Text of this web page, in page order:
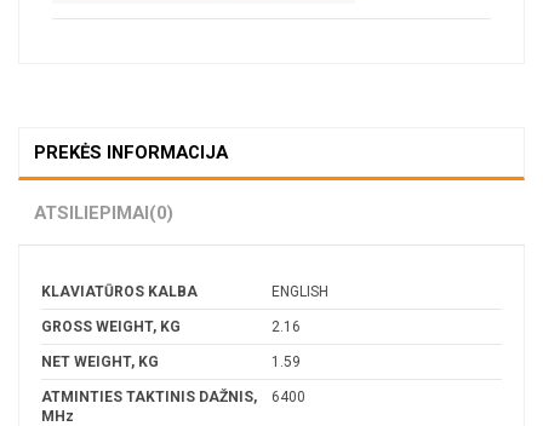
PREKĖS INFORMACIJA
ATSILIEPIMAI(0)
KLAVIATŪROS KALBA ENGLISH
GROSS WEIGHT, KG 2.16
NET WEIGHT, KG 1.59
ATMINTIES TAKTINIS DAŽNIS,
MHz
6400